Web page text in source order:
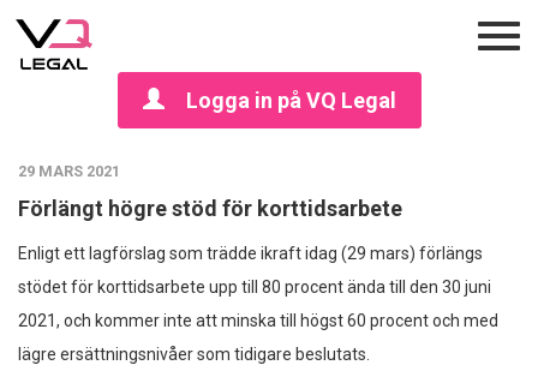
Logga in på VQ Legal
29 MARS 2021
Förlängt högre stöd för korttidsarbete
Enligt ett lagförslag som trädde ikraft idag (29 mars) förlängs
stödet för korttidsarbete upp till 80 procent ända till den 30 juni
2021, och kommer inte att minska till högst 60 procent och med
lägre ersättningsnivåer som tidigare beslutats.